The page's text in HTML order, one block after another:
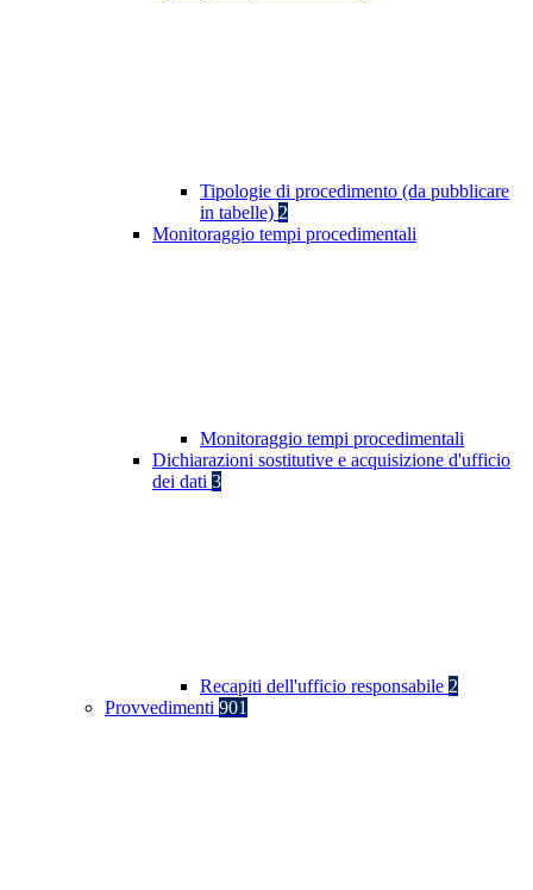
Tipologie di procedimento (da pubblicare
in tabelle) 2
Monitoraggio tempi procedimentali
Monitoraggio tempi procedimentali
Dichiarazioni sostitutive e acquisizione d'ufficio
dei dati 3
Recapiti dell'ufficio responsabile 2
Provvedimenti 901